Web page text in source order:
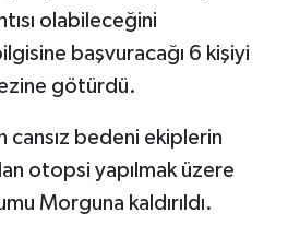
olabileceğini
başvuracağı 6 kişiyi
götürdü.
cansız bedeni ekiplerin
otopsi yapılmak üzere
Morguna kaldırıldı.